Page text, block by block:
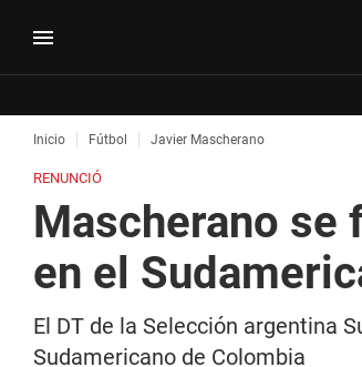
Inicio Fútbol Javier Mascherano
RENUNCIÓ
Mascherano se
en el
El DT de la Selección argentina
Sudamericano de Colombia